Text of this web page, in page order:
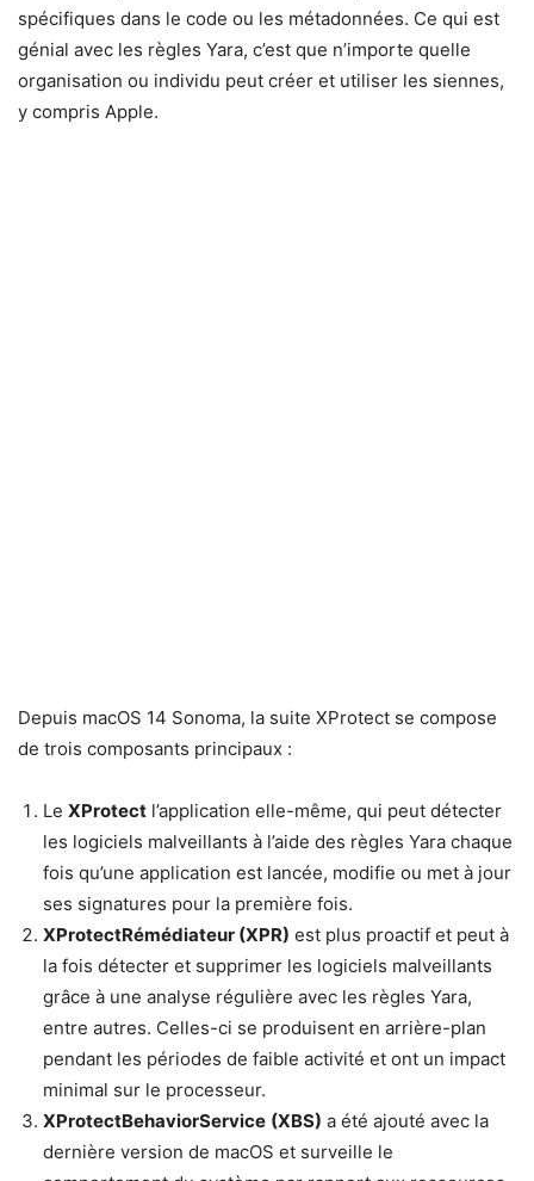
spécifiques dans le code ou les métadonnées. Ce qui est
génial avec les règles Yara, c’est que n’importe quelle
organisation ou individu peut créer et utiliser les siennes,
y compris Apple.
Depuis macOS 14 Sonoma, la suite XProtect se compose
de trois composants principaux :
Le XProtect l’application elle-même, qui peut détecter
les logiciels malveillants à l’aide des règles Yara chaque
fois qu’une application est lancée, modifie ou met à jour
ses signatures pour la première fois.
XProtectRémédiateur (XPR) est plus proactif et peut à
la fois détecter et supprimer les logiciels malveillants
grâce à une analyse régulière avec les règles Yara,
entre autres. Celles-ci se produisent en arrière-plan
pendant les périodes de faible activité et ont un impact
minimal sur le processeur.
XProtectBehaviorService (XBS) a été ajouté avec la
dernière version de macOS et surveille le